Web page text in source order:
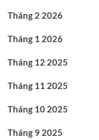
Tháng 2 2026
Tháng 1 2026
Tháng 12 2025
Tháng 11 2025
Tháng 10 2025
Tháng 9 2025